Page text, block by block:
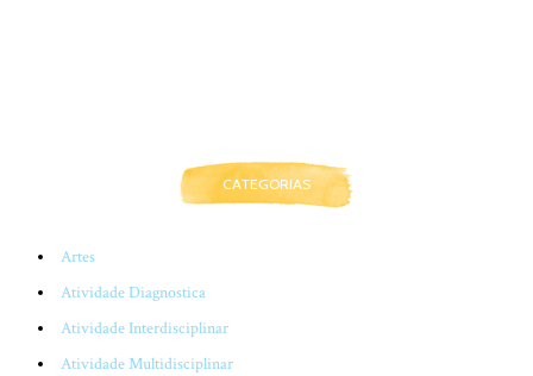
CATEGORIAS
Artes
Atividade Diagnostica
Atividade Interdisciplinar
Atividade Multidisciplinar